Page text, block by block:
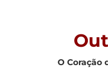
O Coração